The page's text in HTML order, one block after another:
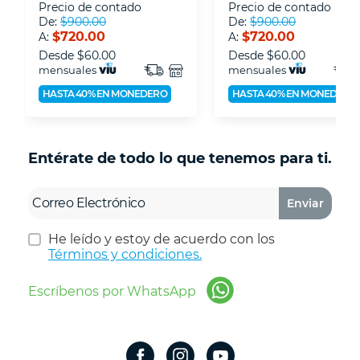
Precio de contado
De: $900.00
A: $720.00
Desde $60.00
mensuales
HASTA 40% EN MONEDERO
Precio de contado
De: $900.00
A: $720.00
Desde $60.00
mensuales
HASTA 40% EN MONEDERO
Entérate de todo lo que tenemos para ti.
Enviar
He leído y estoy de acuerdo con los
Términos y condiciones.
Escríbenos por WhatsApp